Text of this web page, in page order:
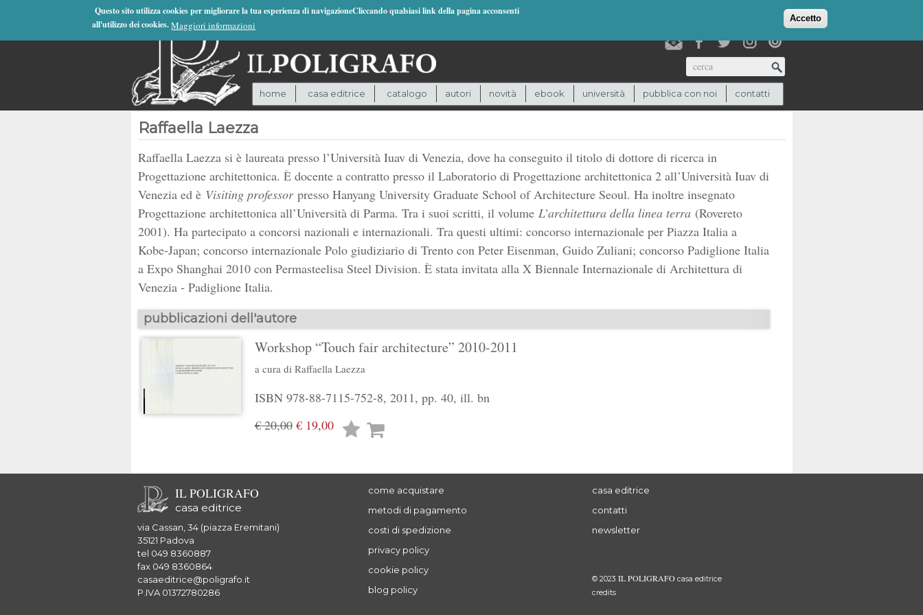
Questo sito utilizza cookies per migliorare la tua esperienza di navigazioneCliccando qualsiasi link della pagina acconsenti
all'utilizzo dei cookies. Maggiori informazioni
Accetto
(0)
Cerca
home casa editrice catalogo autori novità ebook università pubblica con noi contatti
Raffaella Laezza
Raffaella Laezza si è laureata presso l’Università Iuav di Venezia, dove ha conseguito il titolo di dottore di ricerca in
Progettazione architettonica. È docente a contratto presso il Laboratorio di Progettazione architettonica 2 all’Università Iuav di
Venezia ed è Visiting professorpresso Hanyang University Graduate School of Architecture Seoul. Ha inoltre insegnato
Progettazione architettonica all’Università di Parma. Tra i suoi scritti, il volume L’architettura della linea terra(Rovereto
2001). Ha partecipato a concorsi nazionali e internazionali. Tra questi ultimi: concorso internazionale per Piazza Italia a
Kobe-Japan; concorso internazionale Polo giudiziario di Trento con Peter Eisenman, Guido Zuliani; concorso Padiglione Italia
a Expo Shanghai 2010 con Permasteelisa Steel Division. È stata invitata alla X Biennale Internazionale di Architettura di
Venezia - Padiglione Italia.
pubblicazioni dell'autore
Workshop “Touch fair architecture” 2010-2011
a cura di Raffaella Laezza
ISBN 978-88-7115-752-8, 2011, pp. 40, ill. bn
€ 20,00€ 19,00
Lista
IL POLIGRAFO
casa editrice
via Cassan, 34 (piazza Eremitani)
35121 Padova
tel 049 8360887
fax 049 8360864
casaeditrice@poligrafo.it
P.IVA 01372780286
come acquistare
metodi di pagamento
costi di spedizione
privacy policy
cookie policy
blog policy
casa editrice
contatti
newsletter
© 2023 IL POLIGRAFO casa editrice
credits